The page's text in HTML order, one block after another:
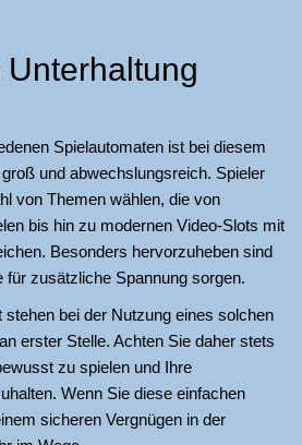
Spielautomaten ist bei diesem
und abwechslungsreich. Spieler
von Themen wählen, die von
bis hin zu modernen Video-Slots mit
Besonders hervorzuheben sind
für zusätzliche Spannung sorgen.
stehen bei der Nutzung eines solchen
erster Stelle. Achten Sie daher stets
zu spielen und Ihre
Wenn Sie diese einfachen
sicheren Vergnügen in der